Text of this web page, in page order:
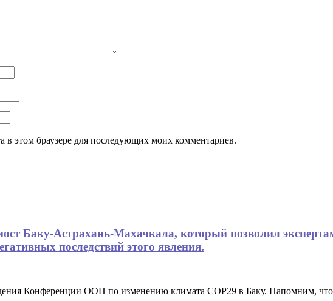
в этом браузере для последующих моих комментариев.
Баку-Астрахань-Махачкала, который позволил
последствий этого явления.
Конференции ООН по изменению климата COP29 в Баку. Напомним,